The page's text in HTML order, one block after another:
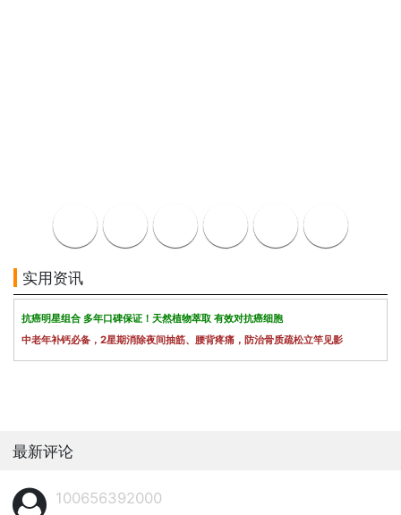
实用资讯
抗癌明星组合 多年口碑保证！天然植物萃取 有效对抗癌细胞
中老年补钙必备，2星期消除夜间抽筋、腰背疼痛，防治骨质疏松立竿见影
最新评论
100656392000